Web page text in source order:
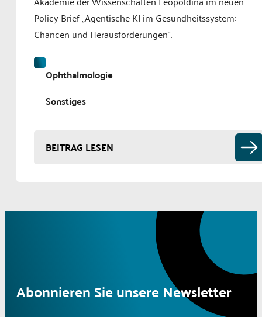
Policy Brief „Agentische KI im Gesundheitssystem:
Chancen und Herausforderungen“.
Ophthalmologie
Sonstiges
BEITRAG LESEN
Abonnieren Sie unsere Newsletter